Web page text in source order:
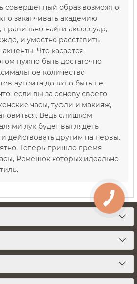
совершенный образ возможно
заканчивать академию
правильно найти аксессуар,
и уместно расставить
Что касается
нужно быть достаточно
количество
аутфита должно быть не
если вы за основу своего
часы, туфли и макияж,
Ведь слишком
лук будет выглядеть
действовать другим на нервы.
Теперь пришло время
Ремешок которых идеально